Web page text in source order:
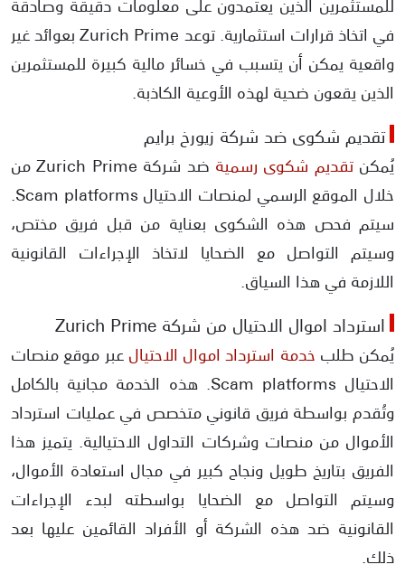
في اتخاذ قرارات استثمارية. توعد Zurich Prime بعوائد غير
واقعية يمكن أن يتسبب في خسائر مالية كبيرة للمستثمرين
الذين يقعون ضحية لهذه الأوعية الكاذبة.
تقديم شكوى ضد شركة زيورخ برايم
يُمكنتقديم شكوى رسمية
ضد شركة Zurich Prime من
خلال الموقع الرسمي لمنصات الاحتيال Scam platforms.
سيتم فحص هذه الشكوى بعناية من قبل فريق مختص،
وسيتم التواصل مع الضحايا لاتخاذ الإجراءات القانونية
اللازمة في هذا السياق.
استرداد اموال الاحتيال من شركة Zurich Prime
يُمكن طلب خدمة استرداد اموال الاحتيالعبر موقع منصات
الاحتيال Scam platforms. هذه الخدمة مجانية بالكامل
وتُقدم بواسطة فريق قانوني متخصص في عمليات استرداد
الأموال من منصات وشركات التداول الاحتيالية. يتميز هذا
الفريق بتاريخ طويل ونجاح كبير في مجال استعادة الأموال،
وسيتم التواصل مع الضحايا بواسطته لبدء الإجراءات
القانونية ضد هذه الشركة أو الأفراد القائمين عليها بعد
ذلك.